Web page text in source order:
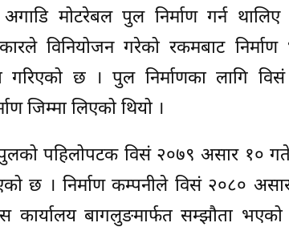
अगाडि मोटरेबल पुल निर्माण गर्न
विनियोजन गरेको रकमबाट निर्माण
गरिएको छ । पुल निर्माणका लागि
जिम्मा लिएको थियो ।
पहिलोपटक विसं २०७९ असार १०
छ । निर्माण कम्पनीले विसं २०८०
कार्यालय बागलुङमार्फत सम्झौता